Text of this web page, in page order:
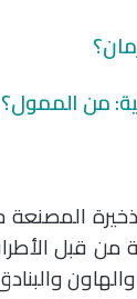
من الممول؟
المصنعة
قبل